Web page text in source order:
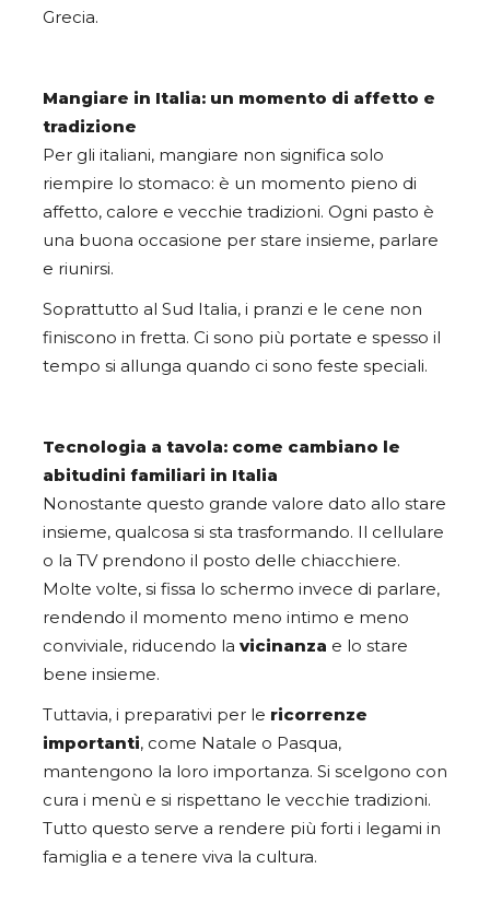
Grecia.
Mangiare in Italia: un momento di affetto e
tradizione
Per gli italiani, mangiare non significa solo
riempire lo stomaco: è un momento pieno di
affetto, calore e vecchie tradizioni. Ogni pasto è
una buona occasione per stare insieme, parlare
e riunirsi.
Soprattutto al Sud Italia, i pranzi e le cene non
finiscono in fretta. Ci sono più portate e spesso il
tempo si allunga quando ci sono feste speciali.
Tecnologia a tavola: come cambiano le
abitudini familiari in Italia
Nonostante questo grande valore dato allo stare
insieme, qualcosa si sta trasformando. Il cellulare
o la TV prendono il posto delle chiacchiere.
Molte volte, si fissa lo schermo invece di parlare,
rendendo il momento meno intimo e meno
conviviale, riducendo la vicinanza e lo stare
bene insieme.
Tuttavia, i preparativi per le ricorrenze
importanti, come Natale o Pasqua,
mantengono la loro importanza. Si scelgono con
cura i menù e si rispettano le vecchie tradizioni.
Tutto questo serve a rendere più forti i legami in
famiglia e a tenere viva la cultura.